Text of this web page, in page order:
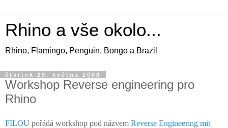
Rhino a vše okolo...
Rhino, Flamingo, Penguin, Bongo a Brazil
čtvrtek 29. května 2008
Workshop Reverse engineering pro
Rhino
FILOU pořádá workshop pod názvem Reverse Engineering mit